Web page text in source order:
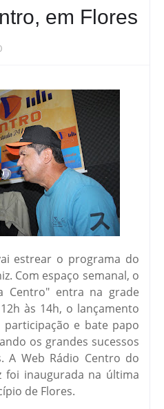
em Flores
estrear o programa do
Com espaço semanal, o
Centro" entra na grade
às 14h, o lançamento
e bate papo
os grandes sucessos
A Web Rádio Centro do
foi inaugurada na última
de Flores.